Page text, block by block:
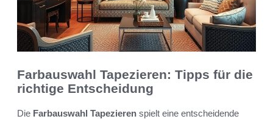
Farbauswahl Tapezieren: Tipps für die
richtige Entscheidung
Die Farbauswahl Tapezieren spielt eine entscheidende